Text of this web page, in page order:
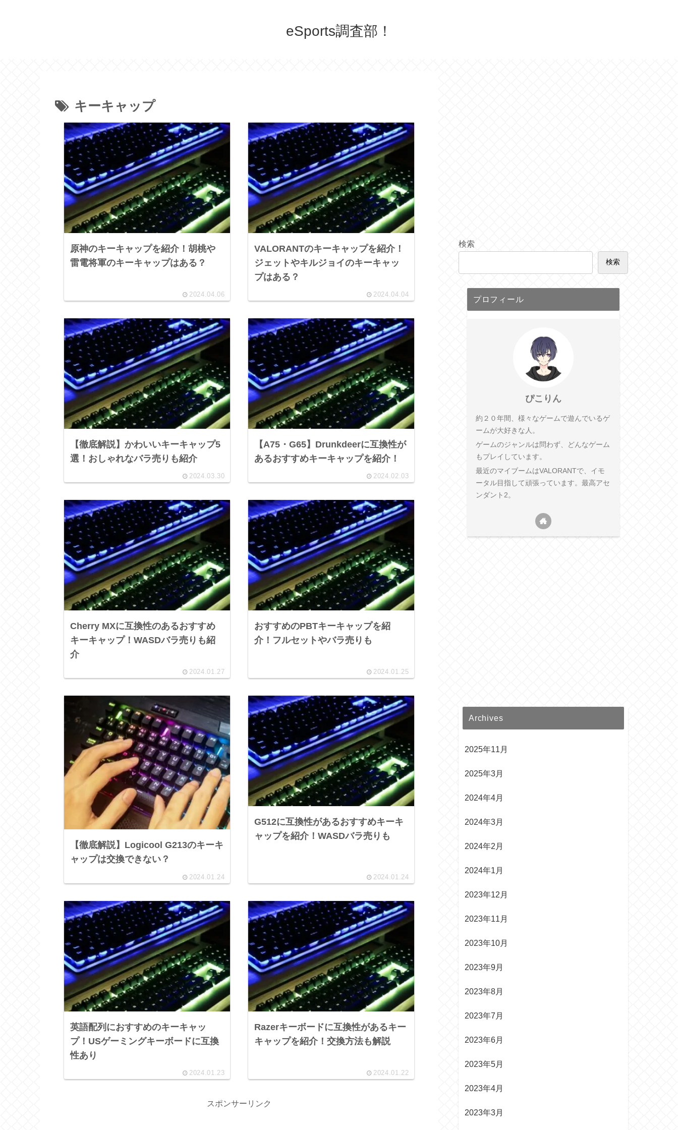
eSports調査部！
キーキャップ
原神のキーキャップを紹介！胡桃や
雷電将軍のキーキャップはある？
2024.04.06
VALORANTのキーキャップを紹介！
ジェットやキルジョイのキーキャッ
プはある？
2024.04.04
【徹底解説】かわいいキーキャップ5
選！おしゃれなバラ売りも紹介
2024.03.30
【A75・G65】Drunkdeerに互換性が
あるおすすめキーキャップを紹介！
2024.02.03
Cherry MXに互換性のあるおすすめ
キーキャップ！WASDバラ売りも紹
介
2024.01.27
おすすめのPBTキーキャップを紹
介！フルセットやバラ売りも
2024.01.25
【徹底解説】Logicool G213のキーキ
ャップは交換できない？
2024.01.24
G512に互換性があるおすすめキーキ
ャップを紹介！WASDバラ売りも
2024.01.24
英語配列におすすめのキーキャッ
プ！USゲーミングキーボードに互換
性あり
2024.01.23
Razerキーボードに互換性があるキー
キャップを紹介！交換方法も解説
2024.01.22
スポンサーリンク
検索
検索
プロフィール
ぴこりん
約２０年間、様々なゲームで遊んでいるゲ
ームが大好きな人。
ゲームのジャンルは問わず、どんなゲーム
もプレイしています。
最近のマイブームはVALORANTで、イモ
ータル目指して頑張っています。最高アセ
ンダント2。
Archives
2025年11月
2025年3月
2024年4月
2024年3月
2024年2月
2024年1月
2023年12月
2023年11月
2023年10月
2023年9月
2023年8月
2023年7月
2023年6月
2023年5月
2023年4月
2023年3月